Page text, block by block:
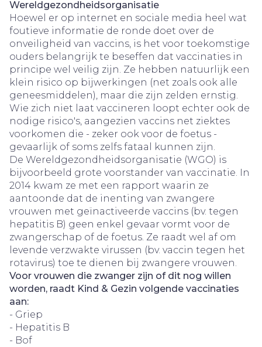
Wereldgezondheidsorganisatie
Hoewel er op internet en sociale media heel wat
foutieve informatie de ronde doet over de
onveiligheid van vaccins, is het voor toekomstige
ouders belangrijk te beseffen dat vaccinaties in
principe wel veilig zijn. Ze hebben natuurlijk een
klein risico op bijwerkingen (net zoals ook alle
geneesmiddelen), maar die zijn zelden ernstig.
Wie zich niet laat vaccineren loopt echter ook de
nodige risico's, aangezien vaccins net ziektes
voorkomen die - zeker ook voor de foetus -
gevaarlijk of soms zelfs fataal kunnen zijn.
De Wereldgezondheidsorganisatie (WGO) is
bijvoorbeeld grote voorstander van vaccinatie. In
2014 kwam ze met een rapport waarin ze
aantoonde dat de inenting van zwangere
vrouwen met geïnactiveerde vaccins (bv. tegen
hepatitis B) geen enkel gevaar vormt voor de
zwangerschap of de foetus. Ze raadt wel af om
levende verzwakte virussen (bv. vaccin tegen het
rotavirus) toe te dienen bij zwangere vrouwen.
Voor vrouwen die zwanger zijn of dit nog willen
worden, raadt Kind & Gezin volgende vaccinaties
aan:
- Griep
- Hepatitis B
- Bof